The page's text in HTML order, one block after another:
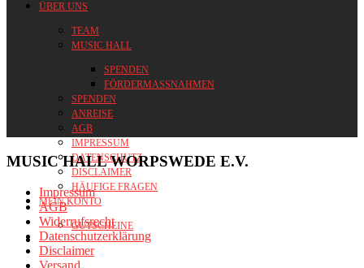
ÜBER UNS
TEAM
MUSIC HALL
SPENDEN
FÖRDERMASSNAHMEN
SPENDEN
ANREISE
AGB
IMPRESSUM
DATENSCHUTZ
DISCLAIMER
HÄUFIGE FRAGEN
MEIN KONTO
GUTSCHEINE
MUSIC HALL WORPSWEDE E.V.
Impressum
AGB
Widerrufsrecht
Datenschutzerklärung
Disclaimer